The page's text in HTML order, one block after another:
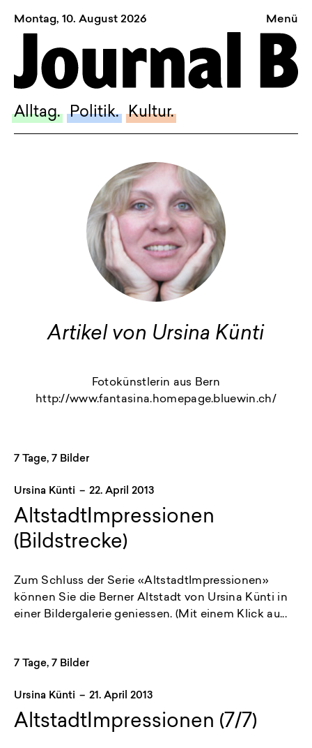
Montag, 10. August 2026
Alltag. Politik. Kultur.
Menü
Sagt, was Bern bewegt
Alltag.
Politik.
Kultur.
Blog.
Dossier.
Suche.
INSTAGRAM
FACEBOOK
BLUESKY
Artikel von Ursina Künti
Fotokünstlerin aus Bern
http://www.fantasina.homepage.bluewin.ch/
7 Tage, 7 Bilder
Ursina Künti – 22. April 2013
AltstadtImpressionen
(Bildstrecke)
Zum Schluss der Serie «AltstadtImpressionen»
können Sie die Berner Altstadt von Ursina Künti in
einer Bildergalerie geniessen. (Mit einem Klick au...
7 Tage, 7 Bilder
Ursina Künti – 21. April 2013
AltstadtImpressionen (7/7)